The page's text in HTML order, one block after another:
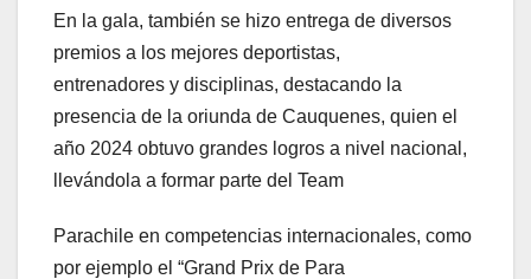
En la gala, también se hizo entrega de diversos
premios a los mejores deportistas,
entrenadores y disciplinas, destacando la
presencia de la oriunda de Cauquenes, quien el
año 2024 obtuvo grandes logros a nivel nacional,
llevándola a formar parte del Team
Parachile en competencias internacionales, como
por ejemplo el “Grand Prix de Para